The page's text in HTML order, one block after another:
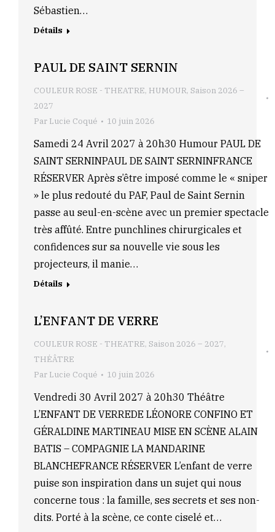
Sébastien…
Détails
PAUL DE SAINT SERNIN
COULEUR ROSE - THEATRE, HUMOUR, Saison 2026 –
2027
Par Lucie Coqué 10 juin 2026
Samedi 24 Avril 2027 à 20h30 Humour PAUL DE
SAINT SERNINPAUL DE SAINT SERNINFRANCE
RÉSERVER Après s’être imposé comme le « sniper
» le plus redouté du PAF, Paul de Saint Sernin
passe au seul-en-scène avec un premier spectacle
très affûté. Entre punchlines chirurgicales et
confidences sur sa nouvelle vie sous les
projecteurs, il manie…
Détails
L’ENFANT DE VERRE
COULEUR ROSE - THEATRE, Saison 2026 – 2027,
THÉÂTRE
Par Lucie Coqué 10 juin 2026
Vendredi 30 Avril 2027 à 20h30 Théâtre
L’ENFANT DE VERREDE LÉONORE CONFINO ET
GÉRALDINE MARTINEAU MISE EN SCÈNE ALAIN
BATIS – COMPAGNIE LA MANDARINE
BLANCHEFRANCE RÉSERVER L’enfant de verre
puise son inspiration dans un sujet qui nous
concerne tous : la famille, ses secrets et ses non-
dits. Porté à la scène, ce conte ciselé et…